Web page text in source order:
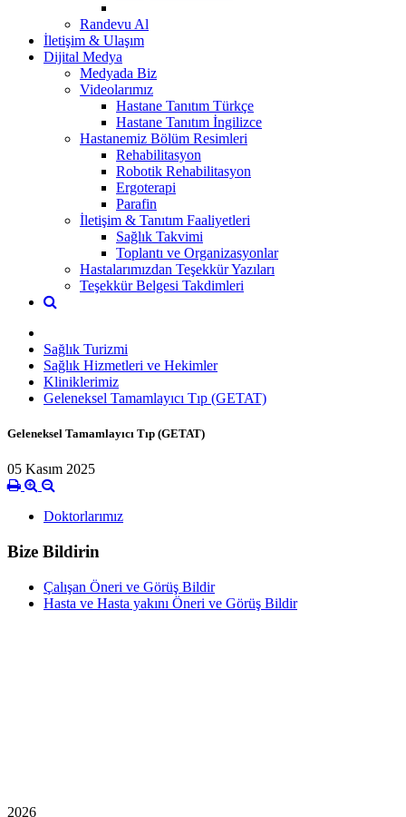
Randevu Al
İletişim & Ulaşım
Dijital Medya
Medyada Biz
Videolarımız
Hastane Tanıtım Türkçe
Hastane Tanıtım İngilizce
Hastanemiz Bölüm Resimleri
Rehabilitasyon
Robotik Rehabilitasyon
Ergoterapi
Parafin
İletişim & Tanıtım Faaliyetleri
Sağlık Takvimi
Toplantı ve Organizasyonlar
Hastalarımızdan Teşekkür Yazıları
Teşekkür Belgesi Takdimleri
Sağlık Turizmi
Sağlık Hizmetleri ve Hekimler
Kliniklerimiz
Geleneksel Tamamlayıcı Tıp (GETAT)
Geleneksel Tamamlayıcı Tıp (GETAT)
05 Kasım 2025
Doktorlarımız
Bize Bildirin
Çalışan Öneri ve Görüş Bildir
Hasta ve Hasta yakını Öneri ve Görüş Bildir
2026